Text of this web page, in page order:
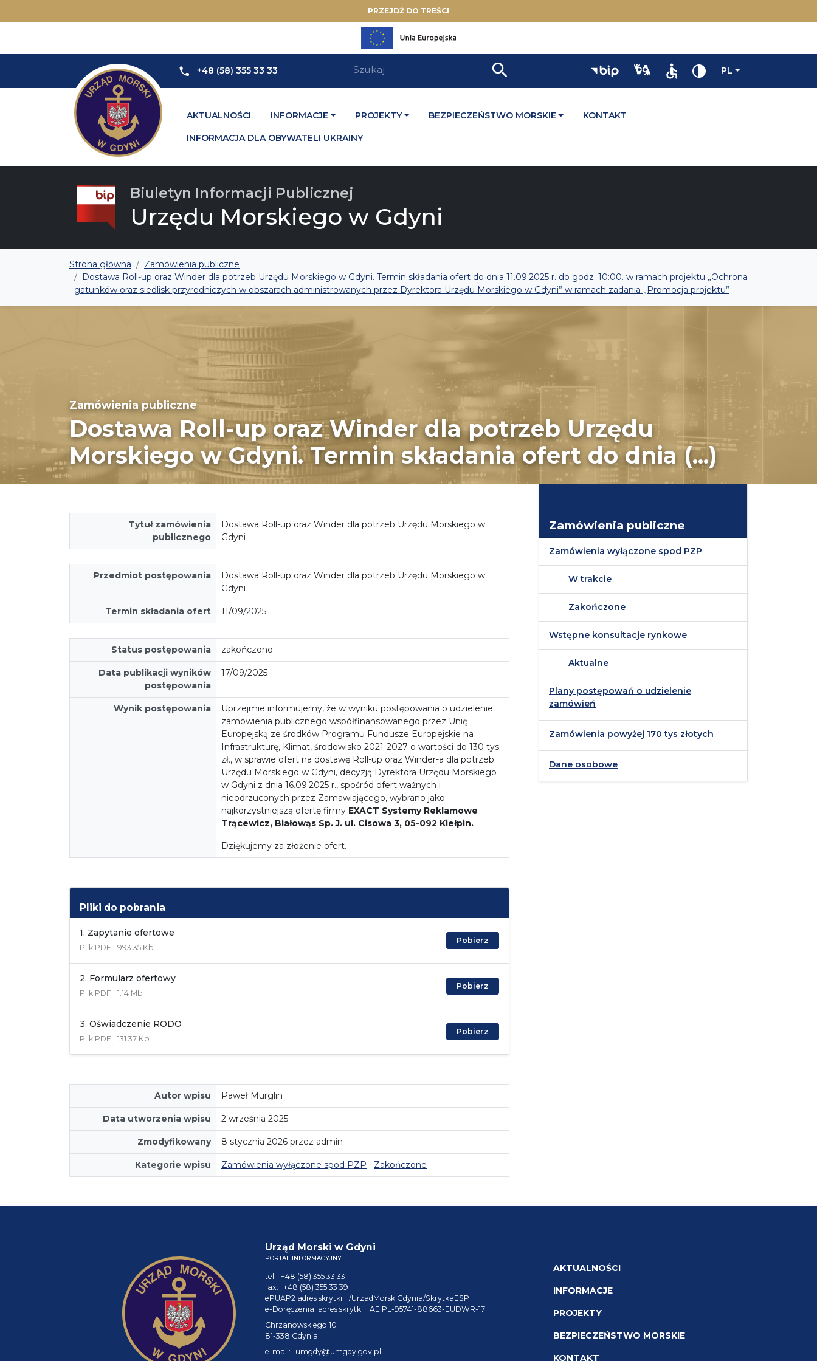
PRZEJDŹ DO TREŚCI
+48 (58) 355 33 33 PL
AKTUALNOŚCI INFORMACJE PROJEKTY BEZPIECZEŃSTWO MORSKIE KONTAKT
INFORMACJA DLA OBYWATELI UKRAINY
Biuletyn Informacji Publicznej
Urzędu Morskiego w Gdyni
Strona główna
Zamówienia publiczne
Dostawa Roll-up oraz Winder dla potrzeb Urzędu Morskiego w Gdyni. Termin składania ofert do dnia 11.09.2025 r. do godz. 10:00. w ramach projektu „Ochrona
gatunków oraz siedlisk przyrodniczych w obszarach administrowanych przez Dyrektora Urzędu Morskiego w Gdyni” w ramach zadania „Promocja projektu”
Zamówienia publiczne
Dostawa Roll-up oraz Winder dla potrzeb Urzędu
Morskiego w Gdyni. Termin składania ofert do dnia (...)
Tytuł zamówienia
publicznego
Dostawa Roll-up oraz Winder dla potrzeb Urzędu Morskiego w
Gdyni
Przedmiot postępowania
Dostawa Roll-up oraz Winder dla potrzeb Urzędu Morskiego w
Gdyni
Termin składania ofert 11/09/2025
Status postępowania zakończono
Data publikacji wyników
postępowania
17/09/2025
Wynik postępowania
Uprzejmie informujemy, że w wyniku postępowania o udzielenie
zamówienia publicznego współfinansowanego przez Unię
Europejską ze środków Programu Fundusze Europejskie na
Infrastrukturę, Klimat, środowisko 2021-2027 o wartości do 130 tys.
zł., w sprawie ofert na dostawę Roll-up oraz Winder-a dla potrzeb
Urzędu Morskiego w Gdyni, decyzją Dyrektora Urzędu Morskiego
w Gdyni z dnia 16.09.2025 r., spośród ofert ważnych i
nieodrzuconych przez Zamawiającego, wybrano jako
najkorzystniejszą ofertę firmy EXACT Systemy Reklamowe
Trącewicz, Białowąs Sp. J. ul. Cisowa 3, 05-092 Kiełpin.
Dziękujemy za złożenie ofert.
Pliki do pobrania
1. Zapytanie ofertowe
Plik PDF 993.35 Kb
Pobierz
2. Formularz ofertowy
Plik PDF 1.14 Mb
Pobierz
3. Oświadczenie RODO
Plik PDF 131.37 Kb
Pobierz
Autor wpisu Paweł Murglin
Data utworzenia wpisu 2 września 2025
Zmodyfikowany 8 stycznia 2026 przez admin
Kategorie wpisu Zamówienia wyłączone spod PZP Zakończone
Zamówienia publiczne
Zamówienia wyłączone spod PZP
W trakcie
Zakończone
Wstępne konsultacje rynkowe
Aktualne
Plany postępowań o udzielenie
zamówień
Zamówienia powyżej 170 tys złotych
Dane osobowe
Urząd Morski w Gdyni
PORTAL INFORMACYJNY
tel: +48 (58) 355 33 33
fax: +48 (58) 355 33 39
ePUAP2 adres skrytki: /UrzadMorskiGdynia/SkrytkaESP
e-Doręczenia: adres skrytki: AE:PL-95741-88663-EUDWR-17
Chrzanowskiego 10
81-338 Gdynia
e-mail:
umgdy@umgdy.gov.pl
AKTUALNOŚCI
INFORMACJE
PROJEKTY
BEZPIECZEŃSTWO MORSKIE
KONTAKT